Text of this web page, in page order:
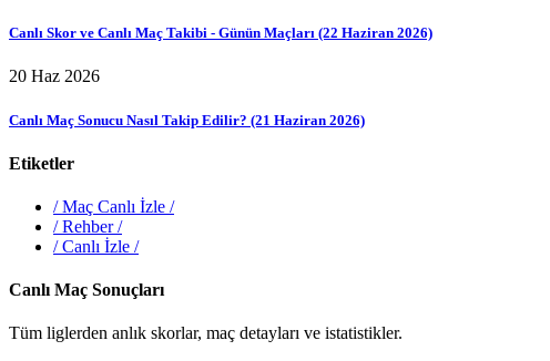
Canlı Skor ve Canlı Maç Takibi - Günün Maçları (22 Haziran 2026)
20 Haz 2026
Canlı Maç Sonucu Nasıl Takip Edilir? (21 Haziran 2026)
Etiketler
/Maç Canlı İzle /
/Rehber/
/Canlı İzle /
Canlı Maç Sonuçları
Tüm liglerden anlık skorlar, maç detayları ve istatistikler.